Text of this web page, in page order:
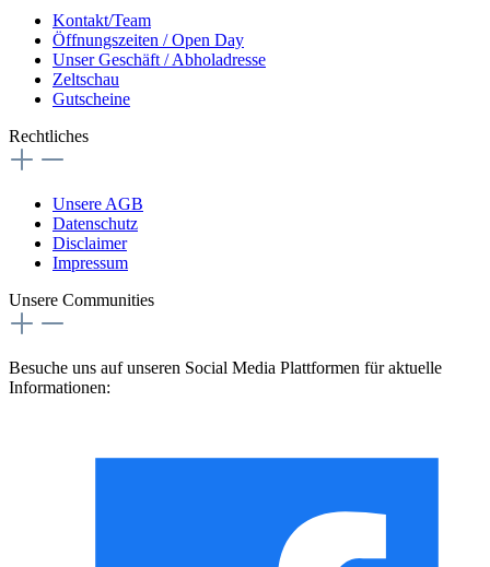
Kontakt/Team
Öffnungszeiten / Open Day
Unser Geschäft / Abholadresse
Zeltschau
Gutscheine
Rechtliches
Unsere AGB
Datenschutz
Disclaimer
Impressum
Unsere Communities
Besuche uns auf unseren Social Media Plattformen für aktuelle
Informationen: